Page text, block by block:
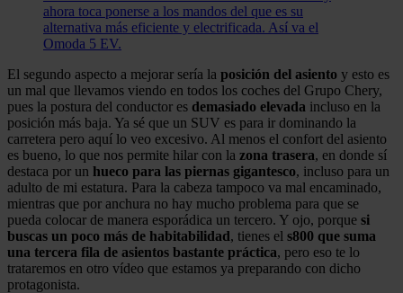
ahora toca ponerse a los mandos del que es su
alternativa más eficiente y electrificada. Así va el
Omoda 5 EV.
El segundo aspecto a mejorar sería la posición del asiento y esto es
un mal que llevamos viendo en todos los coches del Grupo Chery,
pues la postura del conductor es demasiado elevada incluso en la
posición más baja. Ya sé que un SUV es para ir dominando la
carretera pero aquí lo veo excesivo. Al menos el confort del asiento
es bueno, lo que nos permite hilar con la zona trasera, en donde sí
destaca por un hueco para las piernas gigantesco, incluso para un
adulto de mi estatura. Para la cabeza tampoco va mal encaminado,
mientras que por anchura no hay mucho problema para que se
pueda colocar de manera esporádica un tercero. Y ojo, porque si
buscas un poco más de habitabilidad, tienes el s800 que suma
una tercera fila de asientos bastante práctica, pero eso te lo
trataremos en otro vídeo que estamos ya preparando con dicho
protagonista.